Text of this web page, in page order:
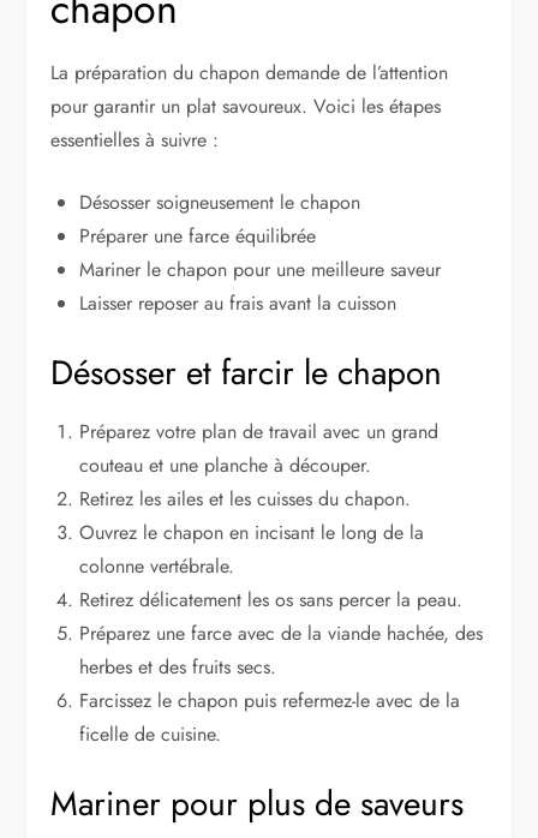
La préparation du chapon demande de l’attention
pour garantir un plat savoureux. Voici les étapes
essentielles à suivre :
Désosser soigneusement le chapon
Préparer une farce équilibrée
Mariner le chapon pour une meilleure saveur
Laisser reposer au frais avant la cuisson
Désosser et farcir le chapon
Préparez votre plan de travail avec un grand
couteau et une planche à découper.
Retirez les ailes et les cuisses du chapon.
Ouvrez le chapon en incisant le long de la
colonne vertébrale.
Retirez délicatement les os sans percer la peau.
Préparez une farce avec de la viande hachée, des
herbes et des fruits secs.
Farcissez le chapon puis refermez-le avec de la
ficelle de cuisine.
Mariner pour plus de saveurs